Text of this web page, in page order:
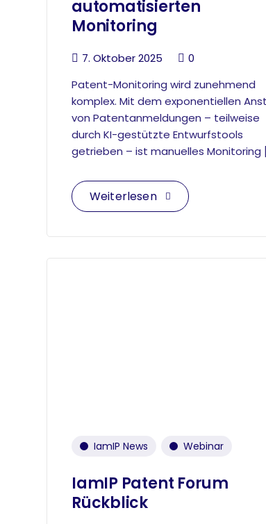
automatisierten
Monitoring
7. Oktober 2025
0
Patent-Monitoring wird zunehmend
komplex. Mit dem exponentiellen
von Patentanmeldungen – teilweise
durch KI-gestützte Entwurfstools
getrieben – ist manuelles Monitoring
Weiterlesen
IamIP News Webinar
IamIP Patent Forum
Rückblick